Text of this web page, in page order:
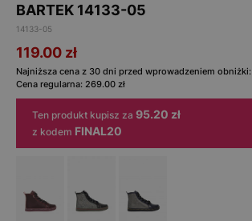
BARTEK 14133-05
14133-05
119.00 zł
Najniższa cena z 30 dni przed wprowadzeniem obniżki:
Cena regularna: 269.00 zł
Ten produkt kupisz za 95.20 zł
z kodem FINAL20